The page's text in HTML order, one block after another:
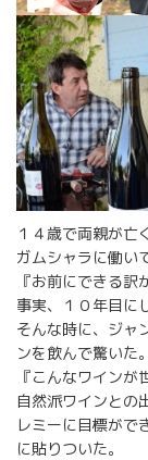
１４歳で両親が亡
ガムシャラに働い
『お前にできる訳
事実、１０年目に
そんな時に、ジャ
ンを飲んで驚いた。
『こんなワインが
自然派ワインとの
レミーに目標がで
に貼りついた。